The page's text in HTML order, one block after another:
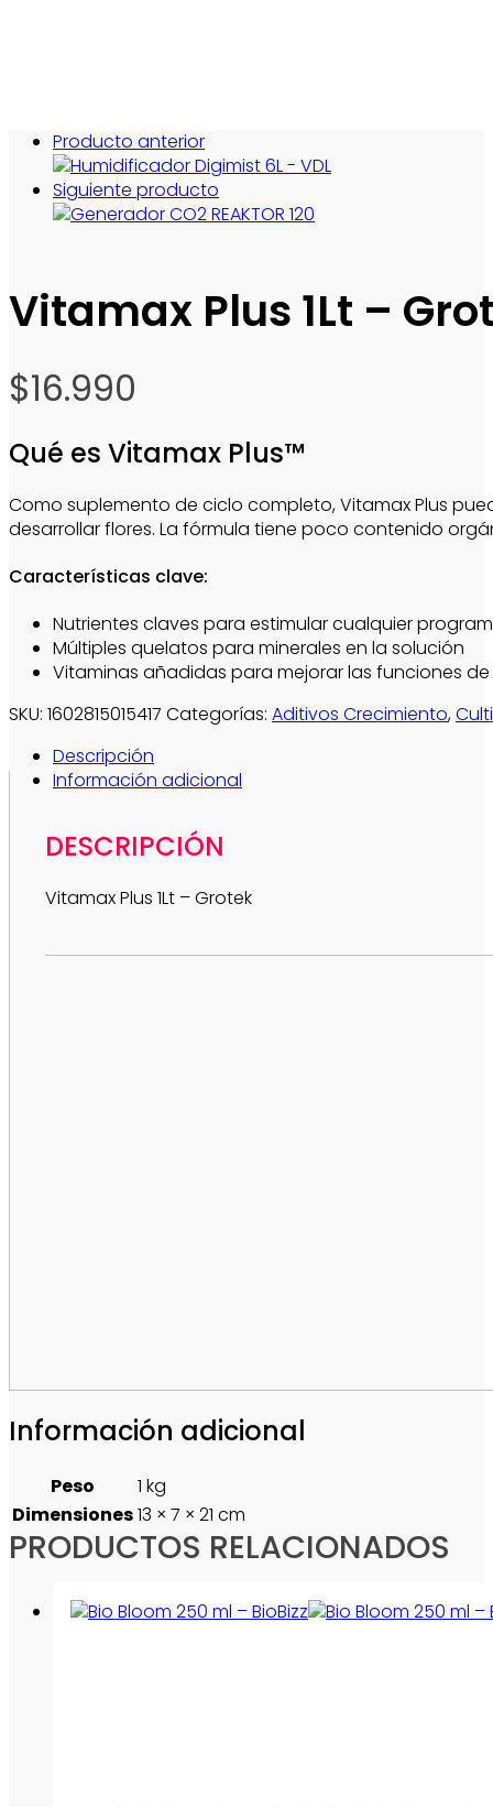
Producto anterior
Siguiente producto
Vitamax Plus 1Lt –
$16.990
Qué es Vitamax Plus™
Como suplemento de ciclo completo, Vitamax Plus
desarrollar flores. La fórmula tiene poco contenido
Características clave:
Nutrientes claves para estimular cualquier
Múltiples quelatos para minerales en la solución
Vitaminas añadidas para mejorar las funciones
SKU: 1602815015417 Categorías: Aditivos Crecimiento,
Descripción
Información adicional
DESCRIPCIÓN
Vitamax Plus 1Lt – Grotek
Información adicional
Peso
1 kg
Dimensiones13 × 7 × 21 cm
PRODUCTOS RELACIONADOS